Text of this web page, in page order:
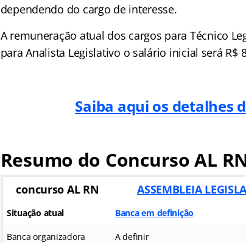
dependendo do cargo de interesse.
A remuneração atual dos cargos para Técnico
para Analista Legislativo o salário inicial será R$
Saiba aqui os detalhes
Resumo do Concurso AL
concurso AL RN ASSEMBLEIA
Situação atual Banca em definição
Banca organizadora A definir